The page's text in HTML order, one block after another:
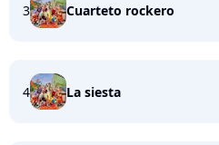
3 Cuarteto rockero
4 La siesta